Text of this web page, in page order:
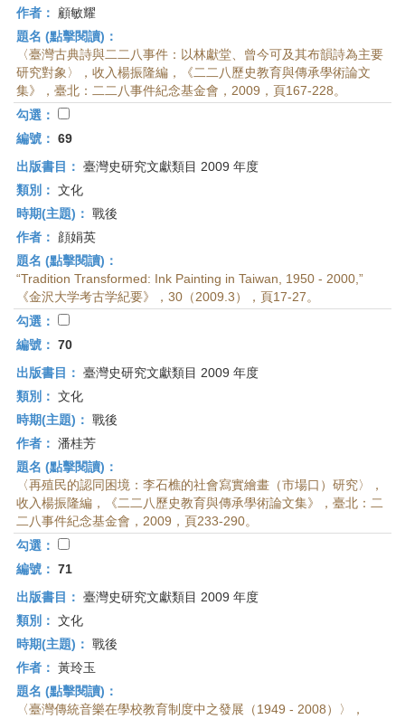
作者：
顧敏耀
題名 (點擊閱讀)：
〈臺灣古典詩與二二八事件：以林獻堂、曾今可及其布韻詩為主要
研究對象〉，收入楊振隆編，《二二八歷史教育與傳承學術論文
集》，臺北：二二八事件紀念基金會，2009，頁167-228。
勾選：
編號： 69
出版書目： 臺灣史研究文獻類目 2009 年度
類別： 文化
時期(主題)： 戰後
作者：
顔娟英
題名 (點擊閱讀)：
“Tradition Transformed: Ink Painting in Taiwan, 1950 - 2000,”
《金沢大学考古学紀要》，30（2009.3），頁17-27。
勾選：
編號： 70
出版書目： 臺灣史研究文獻類目 2009 年度
類別： 文化
時期(主題)： 戰後
作者： 潘桂芳
題名 (點擊閱讀)：
〈再殖民的認同困境：李石樵的社會寫實繪畫（市場口）研究〉，
收入楊振隆編，《二二八歷史教育與傳承學術論文集》，臺北：二
二八事件紀念基金會，2009，頁233-290。
勾選：
編號： 71
出版書目： 臺灣史研究文獻類目 2009 年度
類別： 文化
時期(主題)： 戰後
作者： 黃玲玉
題名 (點擊閱讀)：
〈臺灣傳統音樂在學校教育制度中之發展（1949 - 2008）〉，